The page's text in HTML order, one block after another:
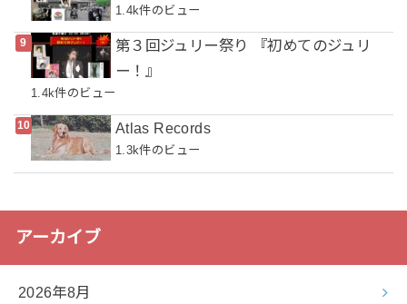
1.4k件のビュー
第３回ジュリー祭り 『初めてのジュリ
ー！』
1.4k件のビュー
Atlas Records
1.3k件のビュー
アーカイブ
2026年8月